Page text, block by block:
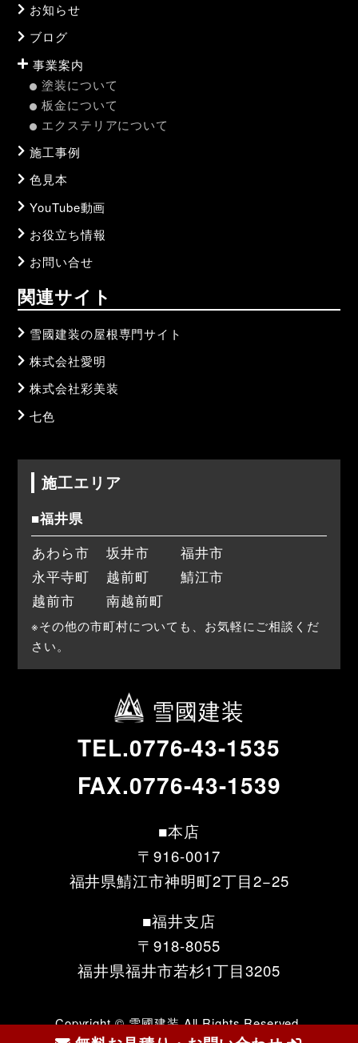
お知らせ
ブログ
事業案内
塗装について
板金について
エクステリアについて
施工事例
色見本
YouTube動画
お役立ち情報
お問い合せ
関連サイト
雪國建装の屋根専門サイト
株式会社愛明
株式会社彩美装
七色
施工エリア
■福井県
あわら市
坂井市
福井市
永平寺町
越前町
鯖江市
越前市
南越前町
※その他の市町村についても、お気軽にご相談くだ
さい。
雪國建装
TEL.0776-43-1535
FAX.0776-43-1539
■本店
〒916-0017
福井県鯖江市神明町2丁目2−25
■福井支店
〒918-8055
福井県福井市若杉1丁目3205
Copyright © 雪國建装 All Rights Reserved.